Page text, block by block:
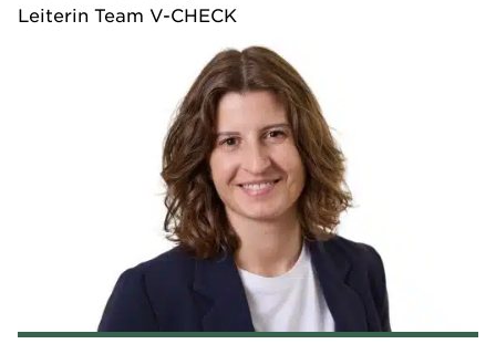
Leiterin Team V-CHECK